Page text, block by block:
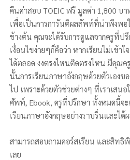
คืนค่าสอบ TOEIC ฟรี มูลค่า 1,800 บ
เพื่อเป็นการการันตีผลลัพท์ที่น่าพึงพอ
ข้างต้น คุณจะได้รับการดูแลจากครูที่ป
เงื่อนไขง่ายๆก็คือว่า หากเรียนไม่เข้า
ได้ตลอด งงตรงไหนติดตรงไหน มีคุณค
นั้นการเรียนภาษาอังกฤษด้วยตัวเองข
ไป เพราะด้วยตัวช่วยต่างๆ ที่เราเสน
ศัพท์, Ebook, ครูที่ปรึกษา ทั้งหมดนี้จ
เรียนภาษาอังกฤษอย่างราบรื่นและได้
สามารถสอบถามคอร์สเรียน และสิทธิ
เลย